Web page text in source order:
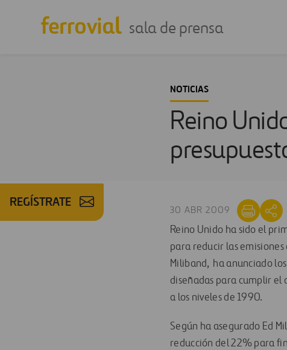
sala de prensa
REGÍSTRATE
NOTICIAS
Reino
30 ABR 2009
Reino Unido ha sido el
para reducir las
Miliband, ha anunciado
diseñadas para cumplir el
a los niveles de 1990.
Según ha asegurado Ed
reducción del 22% para